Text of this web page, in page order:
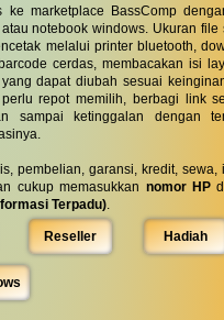
ke marketplace BassComp
notebook windows. Ukuran file
melalui printer bluetooth,
cerdas, membacakan isi
dapat diubah sesuai
repot memilih, berbagi link
sampai ketinggalan dengan
pembelian, garansi, kredit,
cukup memasukkan nomor HP
Terpadu).
Reseller Hadiah